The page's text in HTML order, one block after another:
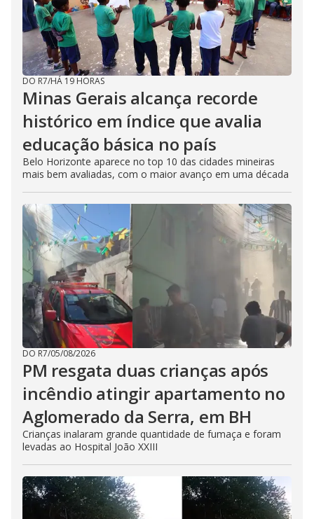
DO R7/HÁ 19 HORAS
Minas Gerais alcança recorde
histórico em índice que avalia
educação básica no país
Belo Horizonte aparece no top 10 das cidades mineiras
mais bem avaliadas, com o maior avanço em uma década
DO R7/05/08/2026
PM resgata duas crianças após
incêndio atingir apartamento no
Aglomerado da Serra, em BH
Crianças inalaram grande quantidade de fumaça e foram
levadas ao Hospital João XXIII